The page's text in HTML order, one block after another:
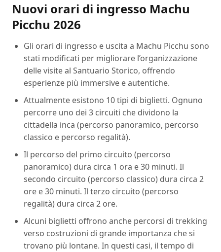
Nuovi orari di ingresso Machu
Picchu 2026
Gli orari di ingresso e uscita a Machu Picchu sono
stati modificati per migliorare l’organizzazione
delle visite al Santuario Storico, offrendo
esperienze più immersive e autentiche.
Attualmente esistono 10 tipi di biglietti. Ognuno
percorre uno dei 3 circuiti che dividono la
cittadella inca (percorso panoramico, percorso
classico e percorso regalità).
Il percorso del primo circuito (percorso
panoramico) dura circa 1 ora e 30 minuti. Il
secondo circuito (percorso classico) dura circa 2
ore e 30 minuti. Il terzo circuito (percorso
regalità) dura circa 2 ore.
Alcuni biglietti offrono anche percorsi di trekking
verso costruzioni di grande importanza che si
trovano più lontane. In questi casi, il tempo di